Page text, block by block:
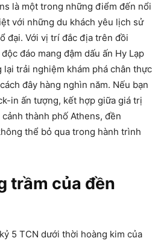
là một trong những điểm đến nổi
với những du khách yêu lịch sử
đại. Với vị trí đắc địa trên đồi
đáo mang đậm dấu ấn Hy Lạp
trải nghiệm khám phá chân thực
đây hàng nghìn năm. Nếu bạn
in ấn tượng, kết hợp giữa giá trị
thành phố Athens, đền
thể bỏ qua trong hành trình
trầm của đền
5 TCN dưới thời hoàng kim của